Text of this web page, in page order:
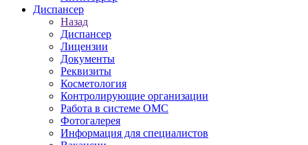
Диспансер
Назад
Диспансер
Лицензии
Документы
Реквизиты
Косметология
Контролирующие организации
Работа в системе ОМС
Фотогалерея
Информация для специалистов